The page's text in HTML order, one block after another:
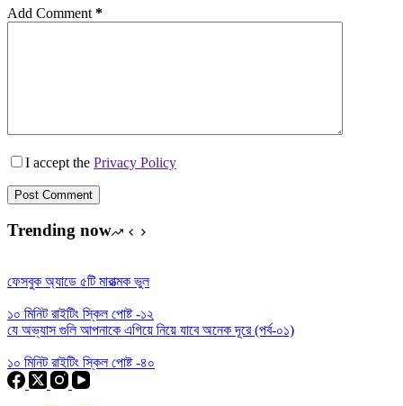
Add Comment *
I accept the Privacy Policy
Post Comment
Trending now
ফেসবুক অ্যাডে ৫টি মারাত্মক ভুল
১০ মিনিট রাইটিং স্কিল পোষ্ট -১২
যে অভ্যাস গুলি আপনাকে এগিয়ে নিয়ে যাবে অনেক দূরে (পর্ব-০১)
১০ মিনিট রাইটিং স্কিল পোষ্ট -৪০